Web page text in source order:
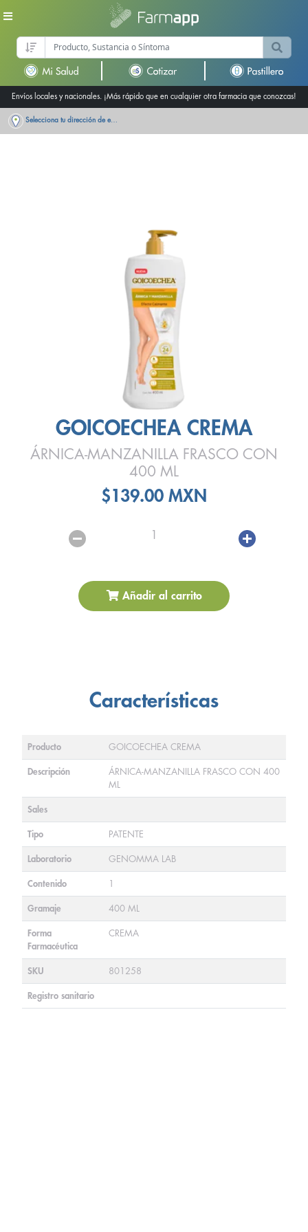
Envíos locales y nacionales. ¡Más rápido que en cualquier otra farmacia que conozcas!
Selecciona tu dirección de entrega
GOICOECHEA CREMA
ÁRNICA-MANZANILLA FRASCO CON
400 ML
$139.00 MXN
1
Añadir al carrito
Características
Producto GOICOECHEA CREMA
Descripción
ÁRNICA-MANZANILLA FRASCO CON 400
ML
Sales
Tipo PATENTE
Laboratorio GENOMMA LAB
Contenido 1
Gramaje 400 ML
Forma
Farmacéutica
CREMA
SKU 801258
Registro sanitario